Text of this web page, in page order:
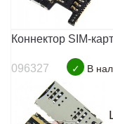
Коннектор SIM-
096327 ✓ В